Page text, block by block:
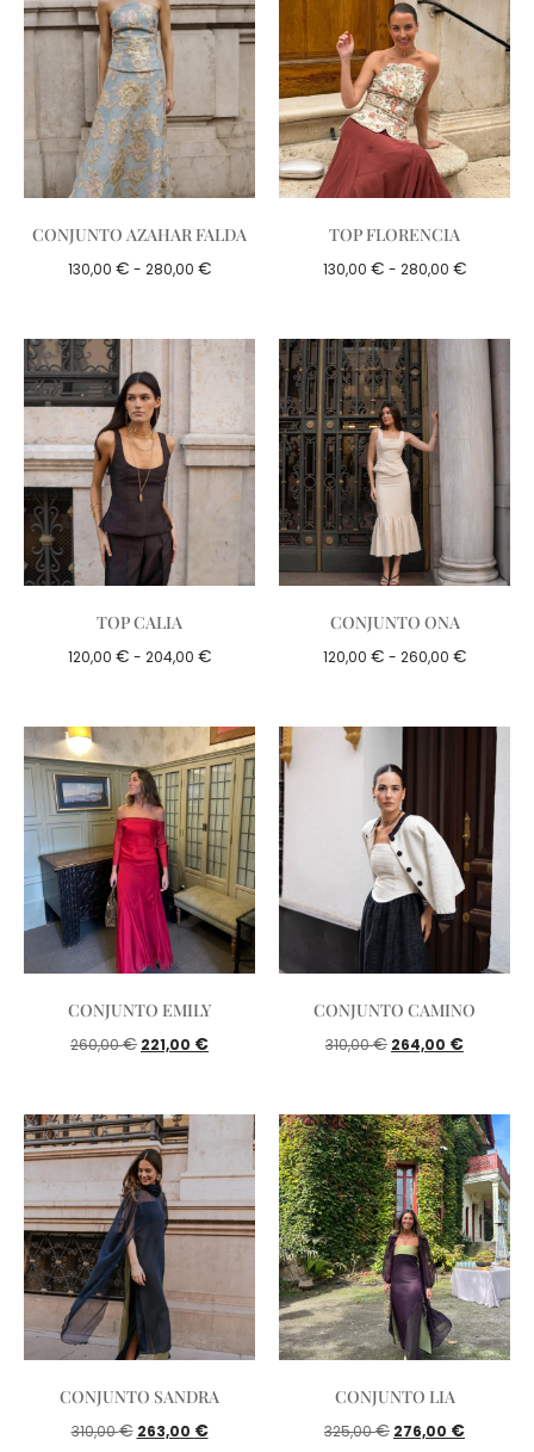
CONJUNTO AZAHAR FALDA
130,00 € - 280,00 €
TOP FLORENCIA
130,00 € - 280,00 €
TOP CALIA
120,00 € - 204,00 €
CONJUNTO ONA
120,00 € - 260,00 €
CONJUNTO EMILY
260,00€ 221,00 €
CONJUNTO CAMINO
310,00€ 264,00 €
CONJUNTO SANDRA
310,00€ 263,00 €
CONJUNTO LIA
325,00€ 276,00 €